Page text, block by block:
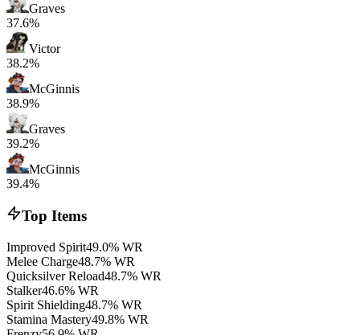
Graves
37.6%
Victor
38.2%
McGinnis
38.9%
Graves
39.2%
McGinnis
39.4%
Top Items
Improved Spirit49.0% WR
Melee Charge48.7% WR
Quicksilver Reload48.7% WR
Stalker46.6% WR
Spirit Shielding48.7% WR
Stamina Mastery49.8% WR